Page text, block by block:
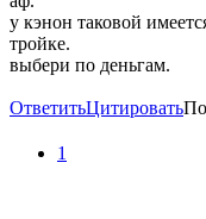
у кэнон таковой
тройке.
выбери по деньгам.
ОтветитьЦитировать
1